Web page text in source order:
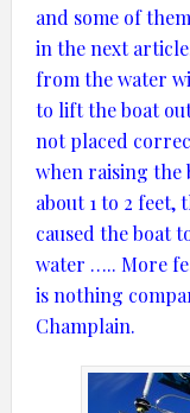
and some of them
in the next article
from the water
to lift theboat
not placed
when raising the
about1 to 2 feet,
caused the boat
water ….. More
is nothing
Champlain.